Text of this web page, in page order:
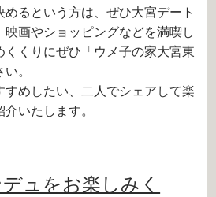
めるという方は、ぜひ大宮デート
映画やショッピングなどを満喫し
くくりにぜひ「ウメ子の家大宮東
。
すめしたい、二人でシェアして楽
いたします。
ュをお楽しみく